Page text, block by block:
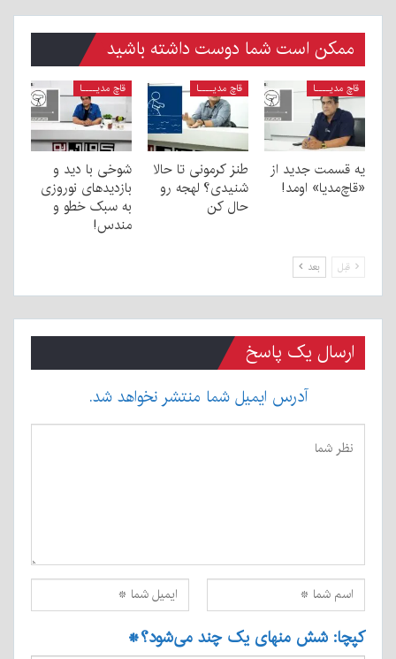
ممکن است شما دوست داشته باشید
قاچ مدیــــا
یه قسمت جدید از
«قاچ‌مدیا» اومد!
قاچ مدیــــا
طنز کرمونی تا حالا
شنیدی؟ لهجه رو
حال کن
قاچ مدیــــا
شوخی با دید و
بازدیدهای نوروزی
به سبک خطو و
مندس!
قبل بعد
ارسال یک پاسخ
آدرس ایمیل شما منتشر نخواهد شد.
کپچا: شش منهای یک چند می‌شود؟*